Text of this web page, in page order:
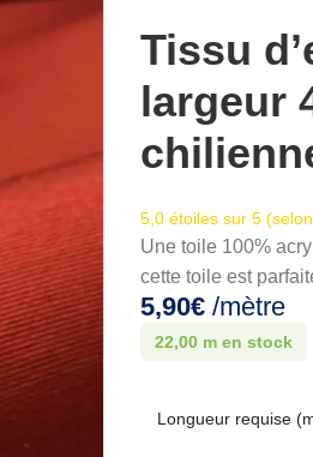
Tissu
largeur
5,0 étoiles sur 5
Une toile 100%
cette toile est
5,90€ /mètre
22,00 m en stock
Longueur requise